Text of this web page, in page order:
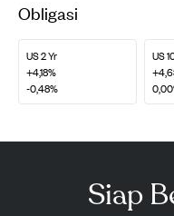
Obligasi
US 2 Yr
+4,18%
-0,48%
US
Siap